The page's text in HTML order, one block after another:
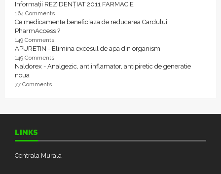
Informații REZIDENȚIAT 2011 FARMACIE
164 Comments
Ce medicamente beneficiaza de reducerea Cardului
PharmAccess ?
149 Comments
APURETIN - Elimina excesul de apa din organism
149 Comments
Naldorex - Analgezic, antiinflamator, antipiretic de generatie
noua
77 Comments
LINKS
Centrala Murala